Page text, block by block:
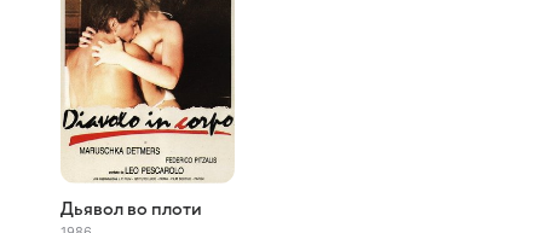
Дьявол во плоти